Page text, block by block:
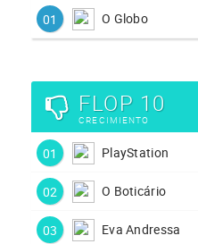
01 O Globo
FLOP 10
CRECIMIENTO
01 PlayStation
02 O Boticário
03 Eva Andressa